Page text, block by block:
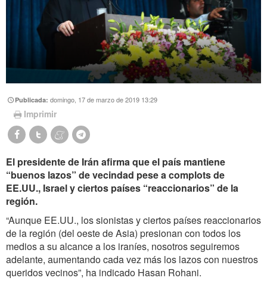
Publicada:domingo, 17 de marzo de 2019 13:29
Imprimir
El presidente de Irán afirma que el país mantiene
“buenos lazos” de vecindad pese a complots de
EE.UU., Israel y ciertos países “reaccionarios” de la
región.
“Aunque EE.UU., los sionistas y ciertos países reaccionarios
de la región (del oeste de Asia) presionan con todos los
medios a su alcance a los iraníes, nosotros seguiremos
adelante, aumentando cada vez más los lazos con nuestros
queridos vecinos”, ha indicado Hasan Rohani.